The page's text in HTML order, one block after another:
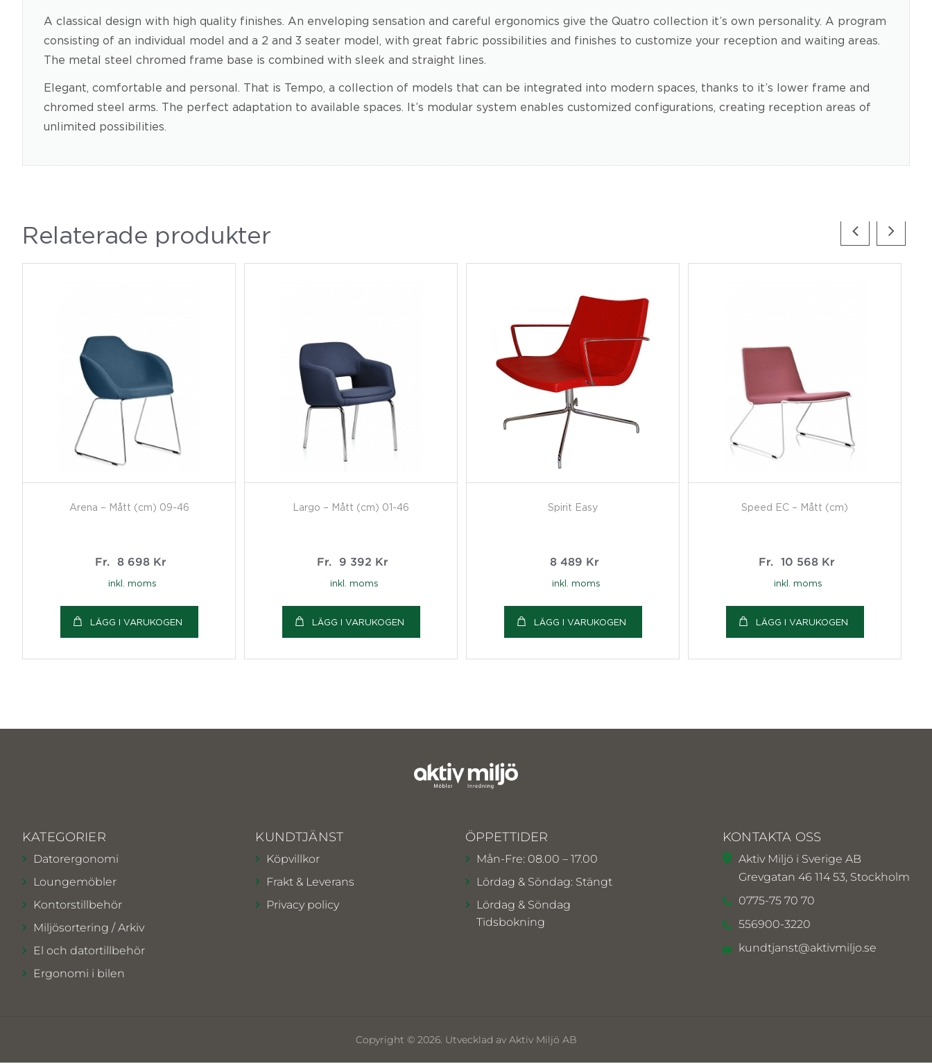
A classical design with high quality finishes. An enveloping sensation and careful ergonomics give the Quatro collection it’s own personality. A program
consisting of an individual model and a 2 and 3 seater model, with great fabric possibilities and finishes to customize your reception and waiting areas.
The metal steel chromed frame base is combined with sleek and straight lines.
Elegant, comfortable and personal. That is Tempo, a collection of models that can be integrated into modern spaces, thanks to it’s lower frame and
chromed steel arms. The perfect adaptation to available spaces. It’s modular system enables customized configurations, creating reception areas of
unlimited possibilities.
Relaterade produkter
Arena – Mått (cm) 09-46
Fr. 8 698 Kr
inkl. moms
LÄGG I VARUKOGEN
Largo – Mått (cm) 01-46
Fr. 9 392 Kr
inkl. moms
LÄGG I VARUKOGEN
Spirit Easy
8 489 Kr
inkl. moms
LÄGG I VARUKOGEN
Speed EC – Mått (cm)
Fr. 10 568 Kr
inkl. moms
LÄGG I VARUKOGEN
KATEGORIER
Datorergonomi
Loungemöbler
Kontorstillbehör
Miljösortering / Arkiv
El och datortillbehör
Ergonomi i bilen
KUNDTJÄNST
Köpvillkor
Frakt & Leverans
Privacy policy
ÖPPETTIDER
Mån-Fre: 08.00 – 17.00
Lördag & Söndag: Stängt
Lördag & Söndag
Tidsbokning
KONTAKTA OSS
Aktiv Miljö i Sverige AB
Grevgatan 46 114 53, Stockholm
0775-75 70 70
556900-3220
kundtjanst@aktivmiljo.se
Copyright © 2026. Utvecklad av Aktiv Miljö AB